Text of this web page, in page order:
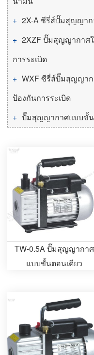
2X-A ซีรี่ส์ปั๊มสุญญา
2XZF ปั๊มสุญญากาศ
การระเบิด
WXF ซีรี่ส์ปั๊มสุญญา
ป้องกันการระเบิด
ปั๊มสุญญากาศแบบขั้น
TW-0.5A ปั๊มสุญญากาศ
แบบขั้นตอนเดียว